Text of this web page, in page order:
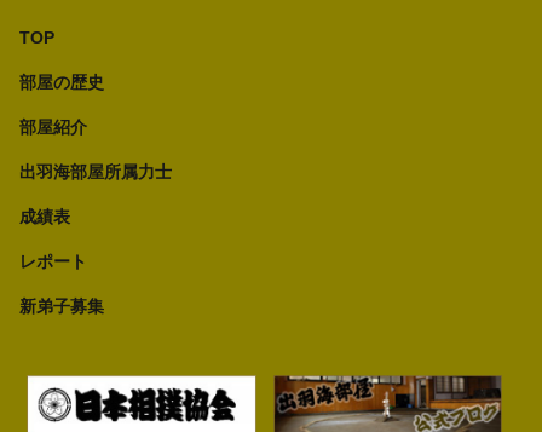
TOP
部屋の歴史
部屋紹介
出羽海部屋所属力士
成績表
レポート
新弟子募集